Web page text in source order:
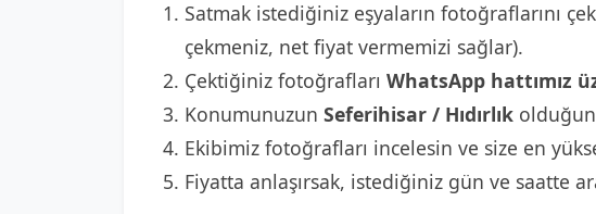
Satmak istediğiniz eşyaların fotoğraflarını
çekmeniz, net fiyat vermemizi sağlar).
Çektiğiniz fotoğrafları WhatsApp hattımız
Konumunuzun Seferihisar / Hıdırlık
Ekibimiz fotoğrafları incelesin ve size en
Fiyatta anlaşırsak, istediğiniz gün ve saatte